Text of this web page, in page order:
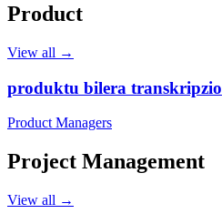
Product
View all →
produktu bilera transkripzio
Product Managers
Project Management
View all →